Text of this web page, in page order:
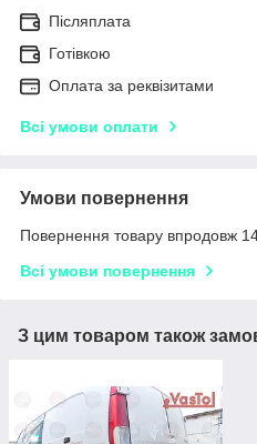
Післяплата
Готівкою
Оплата за реквізитами
Всі умови оплати
Умови повернення
Повернення товару впродовж
Всі умови повернення
З цим товаром також